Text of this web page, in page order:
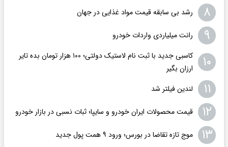
۸ رشد بی سابقه قیمت مواد غذایی در جهان
۹ رانت میلیاردی واردات خودرو
۱۰
کاسبی جدید با ثبت نام لاستیک دولتی؛ ۱۰۰ هزار تومان بده تایر
ارزان بگیر
۱۱ لندین فیلتر شد
۱۲ قیمت محصولات ایران خودرو و سایپا؛ ثبات نسبی در بازار خودرو
۱۳ موج تازه تقاضا در بورس؛ ورود ۹ همت پول جدید